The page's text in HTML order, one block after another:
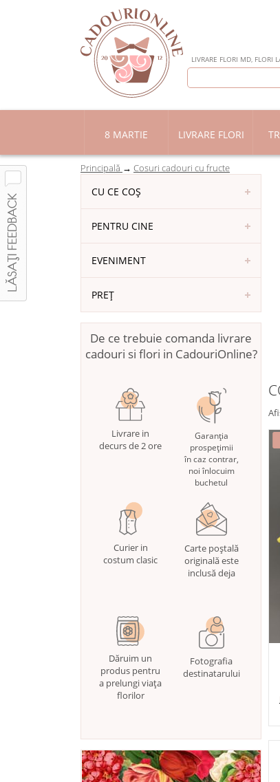
LIVRARE FLORI MD, FLORI
8 MARTIE LIVRARE FLORI
Principală Cosuri cadouri cu fructe
CU CE COȘ
PENTRU CINE
EVENIMENT
PREȚ
De ce trebuie comanda livrare
cadouri si flori in CadouriOnline?
Livrare in
decurs de 2 ore
Garanția
prospețimii
în caz contrar,
noi înlocuim
buchetul
Curier in
costum clasic
Carte poștală
originală este
inclusă deja
Dăruim un
produs pentru
a prelungi viața
florilor
Fotografia
destinatarului